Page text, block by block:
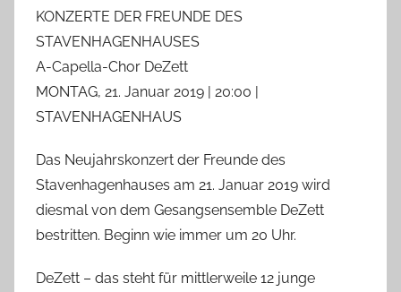
n
b
B
i
e
n
s
KONZERTE DER FREUNDE DES
STAVENHAGENHAUSES
A-Capella-Chor DeZett
MONTAG, 21. Januar 2019 | 20:00 |
STAVENHAGENHAUS
Das Neujahrskonzert der Freunde des
Stavenhagenhauses am 21. Januar 2019 wird
diesmal von dem Gesangsensemble DeZett
bestritten. Beginn wie immer um 20 Uhr.
DeZett – das steht für mittlerweile 12 junge